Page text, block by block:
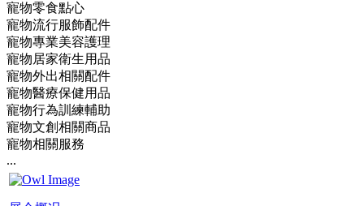
寵物零食點心
寵物流行服飾配件
寵物專業美容護理
寵物居家衛生用品
寵物外出相關配件
寵物醫療保健用品
寵物行為訓練輔助
寵物文創相關商品
寵物相關服務
...